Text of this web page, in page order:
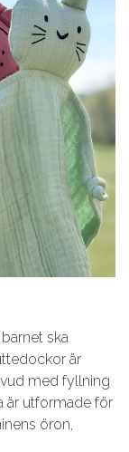
ska
är
med fyllning
är utformade för
öron,